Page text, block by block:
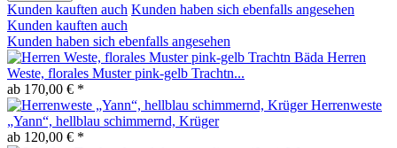
Kunden kauften auch Kunden haben sich ebenfalls angesehen
Kunden kauften auch
Kunden haben sich ebenfalls angesehen
Herren
Weste, florales Muster pink-gelb Trachtn...
ab 170,00 € *
Herrenweste
„Yann“, hellblau schimmernd, Krüger
ab 120,00 € *